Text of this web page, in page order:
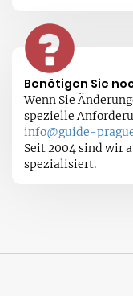
Benötigen Sie
Wenn Sie
spezielle
info@guide-
Seit 2004 sind wir
spezialisiert.